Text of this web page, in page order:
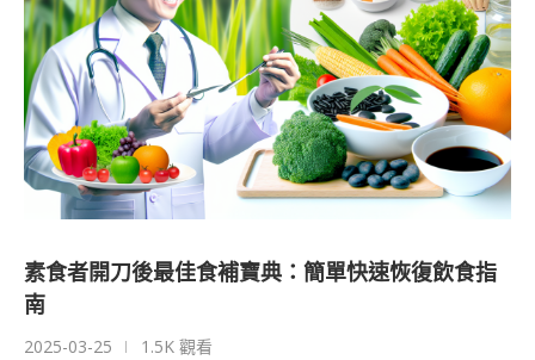
素食者開刀後最佳食補寶典：簡單快速恢復飲食指
南
2025-03-25 1.5K 觀看